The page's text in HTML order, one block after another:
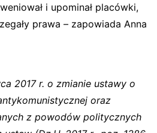
i upominał placówki,
prawa – zapowiada Anna
2017 r. o zmianie ustawy o
oraz
z powodów politycznych